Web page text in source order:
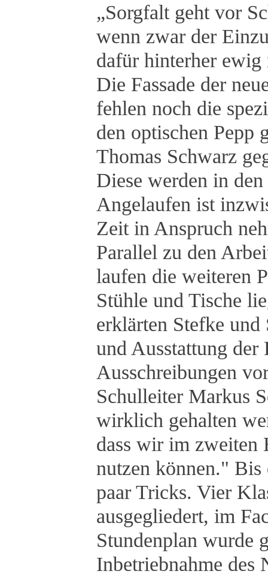
„Sorgfalt geht vor
wenn zwar der
dafür hinterher ewig
Die Fassade der
fehlen noch die
den optischen Pepp
Thomas Schwarz
Diese werden in
Angelaufen ist
Zeit in Anspruch
Parallel zu den
laufen die weiteren
Stühle und Tische
erklärten Stefke
und Ausstattung der
Ausschreibungen
Schulleiter Markus
wirklich gehalten
dass wir im zweiten
nutzen können."
paar Tricks. Vier
ausgegliedert, im
Stundenplan wurde
Inbetriebnahme des